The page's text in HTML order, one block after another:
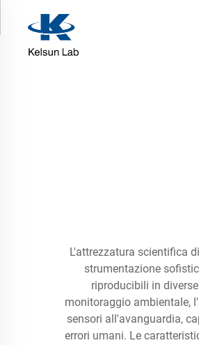
L'attrezzatura scientifica
strumentazione
riproducibili in
monitoraggio ambientale,
sensori all'avanguardia,
errori umani. Le